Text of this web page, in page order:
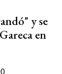
y se
en